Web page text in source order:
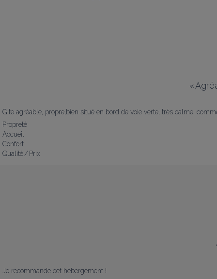
«
Gite agréable, propre,bien situé en bord de voie verte, très calme,
Propreté
Accueil
Confort
Qualité / Prix
Je recommande cet hébergement !